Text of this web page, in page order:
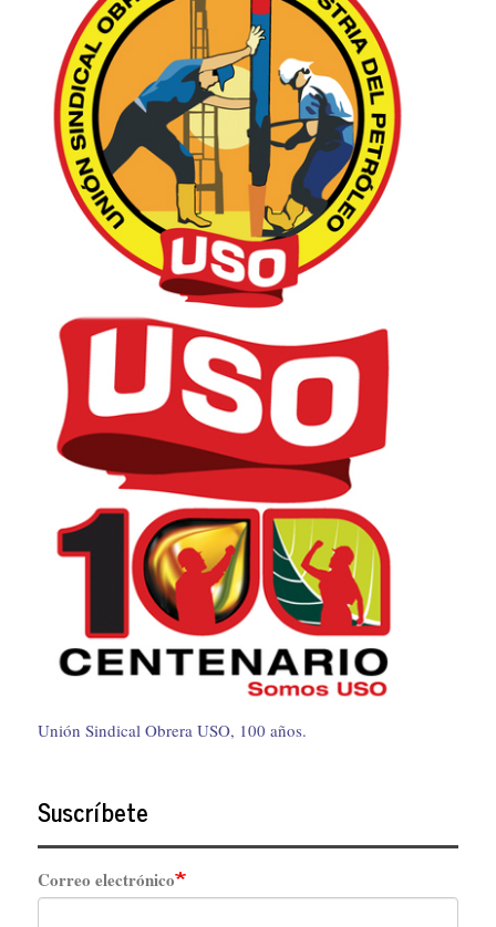
Unión Sindical Obrera USO, 100 años.
Suscríbete
Correo electrónico